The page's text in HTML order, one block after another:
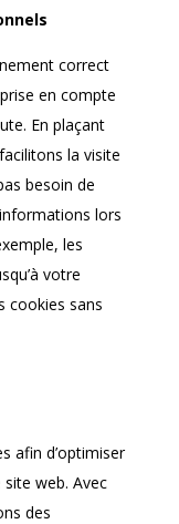
correct
en compte
En plaçant
la visite
besoin de
lors
les
votre
cookies sans
afin d’optimiser
web. Avec
des